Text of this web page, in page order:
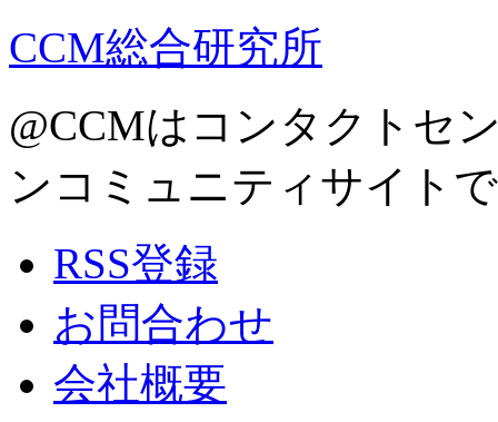
CCM総合研究所
@CCMはコンタクトセ
ンコミュニティサイト
RSS登録
お問合わせ
会社概要